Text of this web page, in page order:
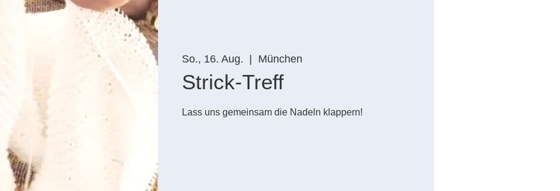
So., 16. Aug. München
Strick-Treff
Lass uns gemeinsam die Nadeln klappern!